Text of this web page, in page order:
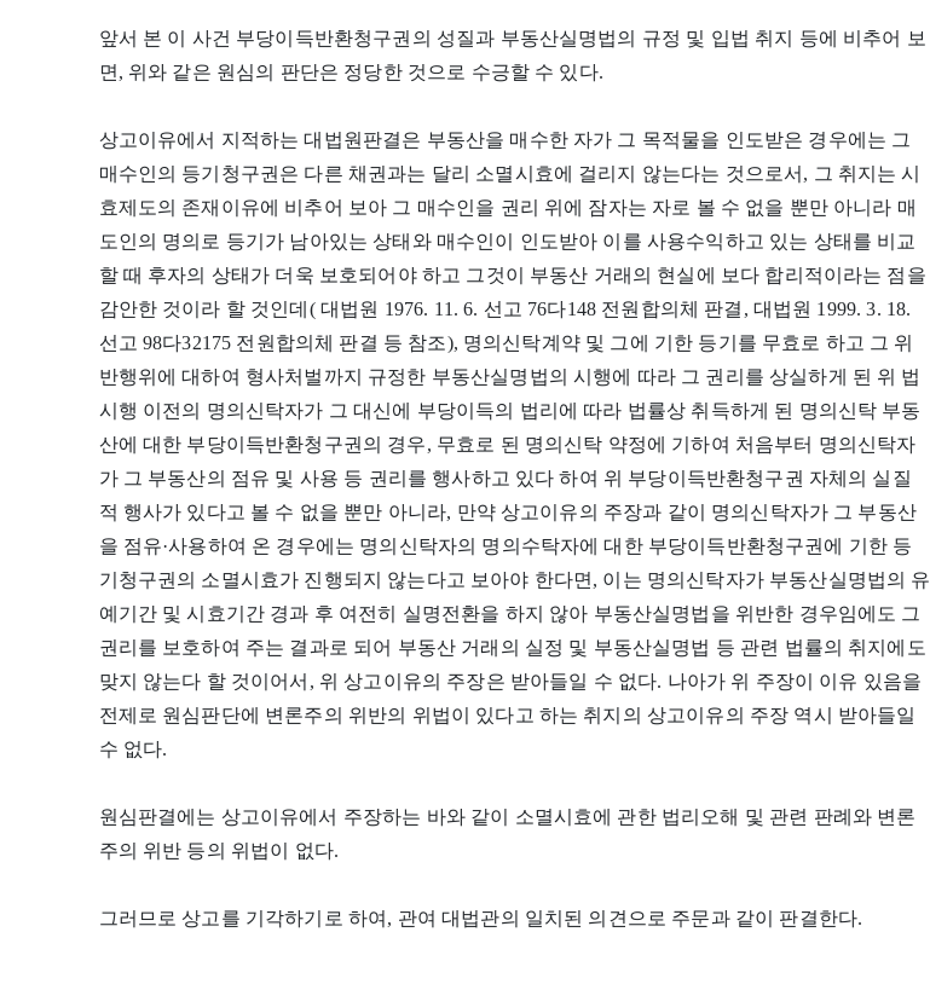
앞서 본 이 사건 부당이득반환청구권의 성질과 부동산실명법의 규정 및 입법 취지 등에 비추어 보
면, 위와 같은 원심의 판단은 정당한 것으로 수긍할 수 있다.
상고이유에서 지적하는 대법원판결은 부동산을 매수한 자가 그 목적물을 인도받은 경우에는 그
매수인의 등기청구권은 다른 채권과는 달리 소멸시효에 걸리지 않는다는 것으로서, 그 취지는 시
효제도의 존재이유에 비추어 보아 그 매수인을 권리 위에 잠자는 자로 볼 수 없을 뿐만 아니라 매
도인의 명의로 등기가 남아있는 상태와 매수인이 인도받아 이를 사용수익하고 있는 상태를 비교
할 때 후자의 상태가 더욱 보호되어야 하고 그것이 부동산 거래의 현실에 보다 합리적이라는 점을
감안한 것이라 할 것인데( 대법원 1976. 11. 6. 선고 76다148 전원합의체 판결, 대법원 1999. 3. 18.
선고 98다32175 전원합의체 판결 등 참조), 명의신탁계약 및 그에 기한 등기를 무효로 하고 그 위
반행위에 대하여 형사처벌까지 규정한 부동산실명법의 시행에 따라 그 권리를 상실하게 된 위 법
시행 이전의 명의신탁자가 그 대신에 부당이득의 법리에 따라 법률상 취득하게 된 명의신탁 부동
산에 대한 부당이득반환청구권의 경우, 무효로 된 명의신탁 약정에 기하여 처음부터 명의신탁자
가 그 부동산의 점유 및 사용 등 권리를 행사하고 있다 하여 위 부당이득반환청구권 자체의 실질
적 행사가 있다고 볼 수 없을 뿐만 아니라, 만약 상고이유의 주장과 같이 명의신탁자가 그 부동산
을 점유·사용하여 온 경우에는 명의신탁자의 명의수탁자에 대한 부당이득반환청구권에 기한 등
기청구권의 소멸시효가 진행되지 않는다고 보아야 한다면, 이는 명의신탁자가 부동산실명법의 유
예기간 및 시효기간 경과 후 여전히 실명전환을 하지 않아 부동산실명법을 위반한 경우임에도 그
권리를 보호하여 주는 결과로 되어 부동산 거래의 실정 및 부동산실명법 등 관련 법률의 취지에도
맞지 않는다 할 것이어서, 위 상고이유의 주장은 받아들일 수 없다. 나아가 위 주장이 이유 있음을
전제로 원심판단에 변론주의 위반의 위법이 있다고 하는 취지의 상고이유의 주장 역시 받아들일
수 없다.
원심판결에는 상고이유에서 주장하는 바와 같이 소멸시효에 관한 법리오해 및 관련 판례와 변론
주의 위반 등의 위법이 없다.
그러므로 상고를 기각하기로 하여, 관여 대법관의 일치된 의견으로 주문과 같이 판결한다.